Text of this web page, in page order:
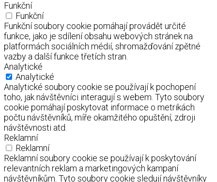
Funkční
Funkční
Funkční soubory cookie pomáhají provádět určité
funkce, jako je sdílení obsahu webových stránek na
platformách sociálních médií, shromažďování zpětné
vazby a další funkce třetích stran.
Analytické
Analytické
Analytické soubory cookie se používají k pochopení
toho, jak návštěvníci interagují s webem. Tyto soubory
cookie pomáhají poskytovat informace o metrikách
počtu návštěvníků, míře okamžitého opuštění, zdroji
návštěvnosti atd.
Reklamní
Reklamní
Reklamní soubory cookie se používají k poskytování
relevantních reklam a marketingových kampaní
návštěvníkům. Tyto soubory cookie sledují návštěvníky